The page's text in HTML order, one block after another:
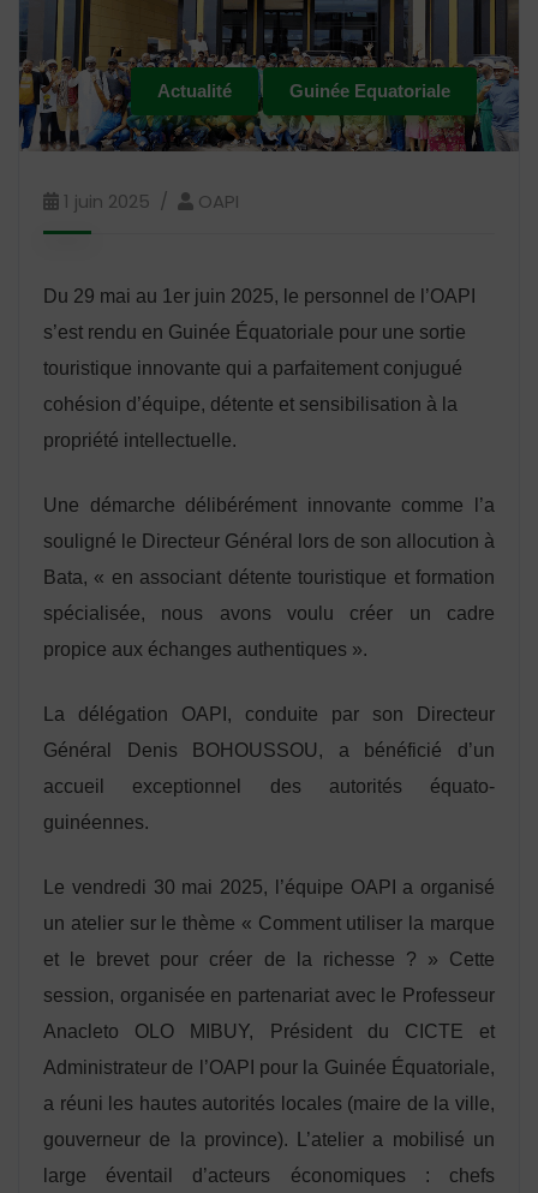
Actualité Guinée Equatoriale
1 juin 2025 OAPI
Du 29 mai au 1er juin 2025, le personnel de l’OAPI
s’est rendu en Guinée Équatoriale pour une sortie
touristique innovante qui a parfaitement conjugué
cohésion d’équipe, détente et sensibilisation à la
propriété intellectuelle.
Une démarche délibérément innovante comme l’a
souligné le Directeur Général lors de son allocution à
Bata, « en associant détente touristique et formation
spécialisée, nous avons voulu créer un cadre
propice aux échanges authentiques ».
La délégation OAPI, conduite par son Directeur
Général Denis BOHOUSSOU, a bénéficié d’un
accueil exceptionnel des autorités équato-
guinéennes.
Le vendredi 30 mai 2025, l’équipe OAPI a organisé
un atelier sur le thème « Comment utiliser la marque
et le brevet pour créer de la richesse ? » Cette
session, organisée en partenariat avec le Professeur
Anacleto OLO MIBUY, Président du CICTE et
Administrateur de l’OAPI pour la Guinée Équatoriale,
a réuni les hautes autorités locales (maire de la ville,
gouverneur de la province). L’atelier a mobilisé un
large éventail d’acteurs économiques : chefs